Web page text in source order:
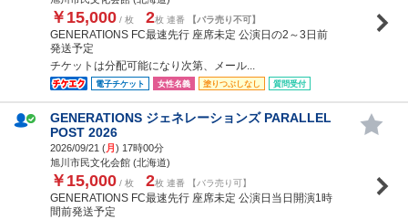
￥15,000 / 枚 2枚 連番 【バラ売り不可】
GENERATIONS FC最速先行 座席未定 公演日の2～3日前
発送予定
チケットは分配可能になり次第、メール...
電子チケット 女性名義 塗りつぶしなし 質問受付
GENERATIONS ジェネレーションズ PARALLEL
POST 2026
2026/09/21 (月) 17時00分
旭川市民文化会館 (北海道)
￥15,000 / 枚 2枚 連番 【バラ売り可】
GENERATIONS FC最速先行 座席未定 公演日当日開演1時
間前発送予定